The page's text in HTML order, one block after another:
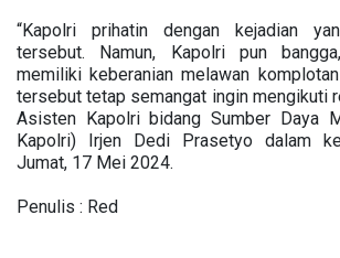
“Kapolri prihatin dengan kejadian
tersebut. Namun, Kapolri pun
memiliki keberanian melawan
tersebut tetap semangat ingin mengikuti
Asisten Kapolri bidang Sumber Daya
Kapolri) Irjen Dedi Prasetyo dalam
Jumat, 17 Mei 2024.
Penulis : Red